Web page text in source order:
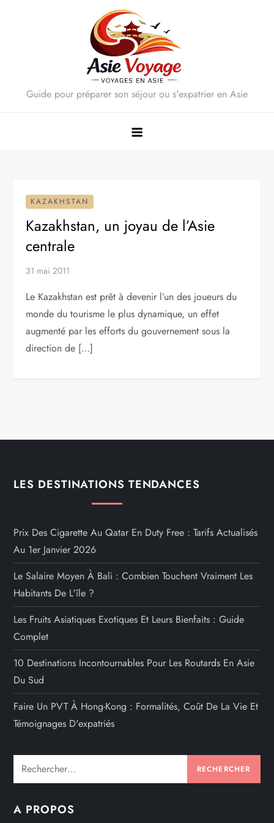
Guide pour préparer son séjour ou s'expatrier en Asie
KAZAKHSTAN
Kazakhstan, un joyau de l’Asie
centrale
31 mai 2011
Le Kazakhstan est prêt à devenir l’un des joueurs du
monde du tourisme le plus dynamique, un effet
augmenté par les efforts du gouvernement sous la
direction de […]
LES DESTINATIONS TENDANCES
Prix Des Cigarette Au Qatar En Duty Free : Tarifs Actualisés
Au 1er Janvier 2026
Le Salaire Moyen À Bali : Combien Touchent Vraiment Les
Habitants De L'île ?
Les Fruits Asiatiques Exotiques Et Leurs Bienfaits : Guide
Complet
10 Destinations Incontournables Pour Les Routards En Asie
Du Sud
Faire Un PVT À Hong-Kong : Formalités, Coût De La Vie Et
Témoignages D'expatriés
Rechercher :
A PROPOS